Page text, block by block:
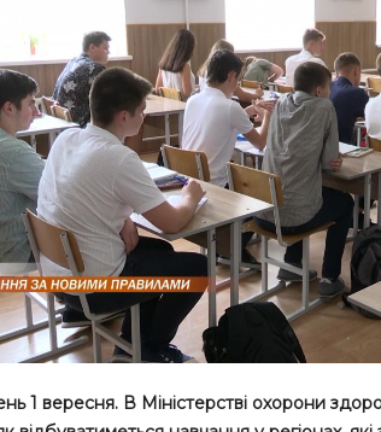
1 вересня. В Міністерстві охорони